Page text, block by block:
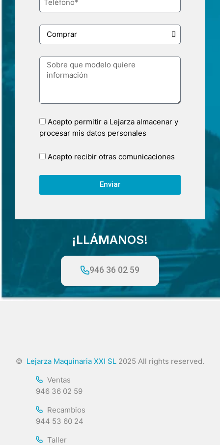
Acepto permitir a Lejarza almacenar y
procesar mis datos personales
Acepto recibir otras comunicaciones
Enviar
¡LLÁMANOS!
946 36 02 59
© Lejarza Maquinaria XXI SL 2025 All rights reserved.
Ventas
946 36 02 59
Recambios
944 53 60 24
Taller